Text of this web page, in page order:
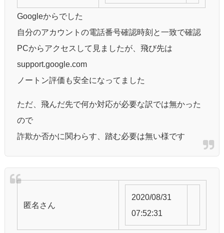
Googleからでした
自分のアカウントの電話番号確認時刻と一致で確認
PCからアクセスして見ましたが、飛び先は
support.google.com
ノートン評価も安全になってました
ただ、飛んだ先で何か対応が必要な訳では無かった
ので
詐欺か否かに関わらす、踏む必要は無い様です
匿名 さん
2020/08/31
07:52:31